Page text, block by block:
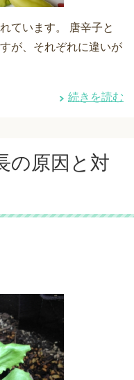
ています。 唐辛子と
が、それぞれに違いが
続きを読む
の原因と対